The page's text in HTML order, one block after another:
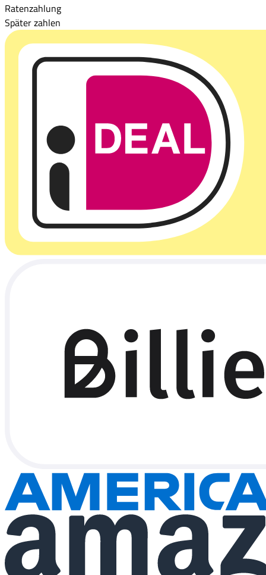
Ratenzahlung
Später zahlen